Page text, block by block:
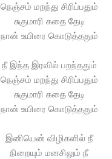
நெஞ்சம் மறந்து சிரிப்பதும்
சுகுமாரி கதை தேடி
நான் உயிரை கொடுத்ததும்
நீ இந்த இரவில் பறந்ததும்
நெஞ்சம் மறந்து சிரிப்பதும்
சுகுமாரி கதை தேடி
நான் உயிரை கொடுத்ததும்
இனியென் விழிகளில் நீ
நிறையும் மனசிலும் நீ